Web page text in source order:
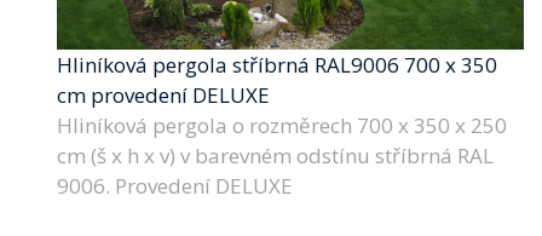
Hliníková pergola stříbrná RAL9006 700 x 350
cm provedení DELUXE
Hliníková pergola o rozměrech 700 x 350 x 250
cm (š x h x v) v barevném odstínu stříbrná RAL
9006. Provedení DELUXE